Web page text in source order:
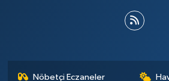
Nöbetçi Eczaneler